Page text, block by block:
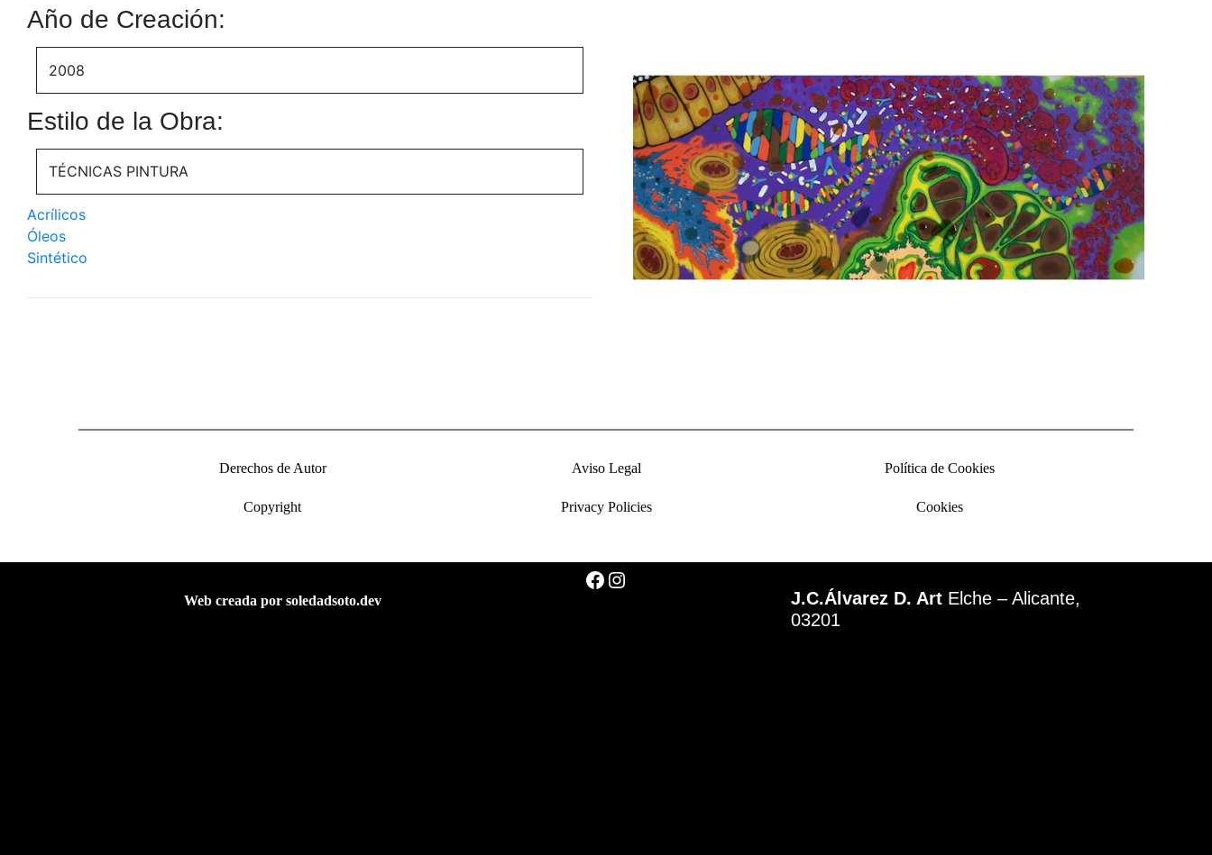
Año de Creación:
2008
Estilo de la Obra:
TÉCNICAS PINTURA
Acrílicos
Óleos
Sintético
Derechos de Autor
Copyright
Aviso Legal
Privacy Policies
Política de Cookies
Cookies
Web creada por soledadsoto.dev J.C.Álvarez D. Art Elche – Alicante,
03201